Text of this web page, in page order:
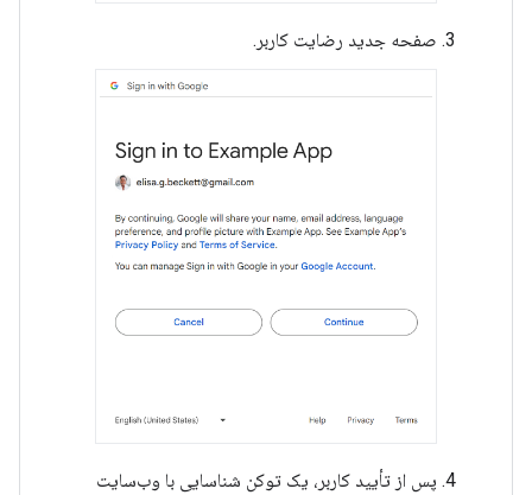
صفحه جدید رضایت کاربر.
پس از تأیید کاربر، یک توکن شناسایی با وب‌سایت